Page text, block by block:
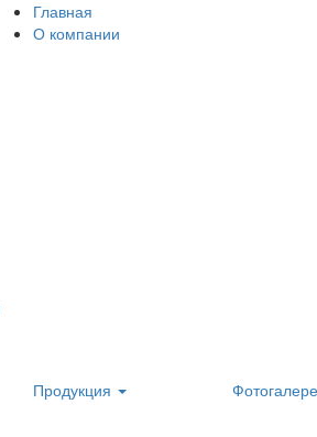
Главная
О компании
Продукция